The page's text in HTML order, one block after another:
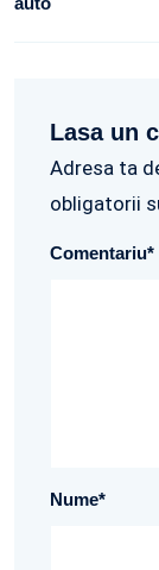
Lasa un
Adresa ta
obligatorii
Comentariu*
Nume*